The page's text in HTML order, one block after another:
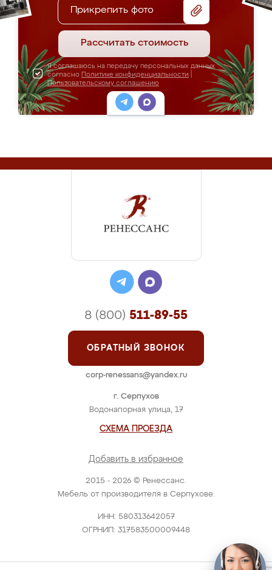
Прикрепить фото
Рассчитать стоимость
Я соглашаюсь на передачу персональных данных
согласно Политике конфиденциальности
Пользовательскому соглашению
2015 - 2026 © Ренессанс.
Мебель от производителя в Серпухове.
ИНН: 580313642057
ОГРНИП: 317583500009448
г. Серпухов
Водонапорная улица, 17
СХЕМА ПРОЕЗДА
Добавить в избранное
8 (800) 511-89-55
ОБРАТНЫЙ ЗВОНОК
corp-renessans@yandex.ru